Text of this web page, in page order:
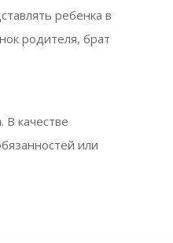
ребенка в
родителя, брат
. В качестве
или